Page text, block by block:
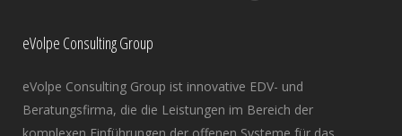
eVolpe Consulting Group
eVolpe Consulting Group ist innovative EDV- und
Beratungsfirma, die die Leistungen im Bereich der